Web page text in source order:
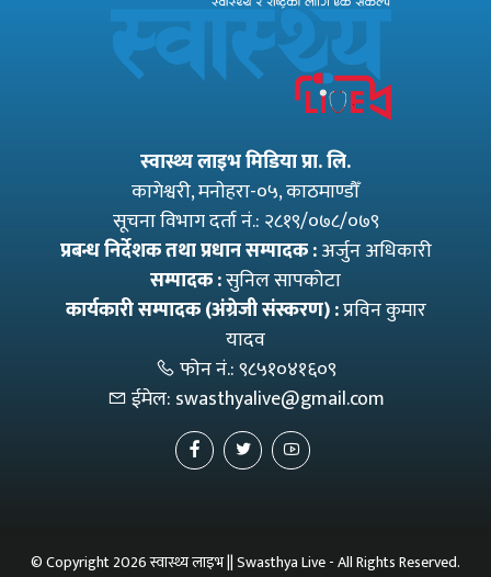
स्वास्थ्य लाइभ मिडिया प्रा. लि.
कागेश्वरी, मनाेहरा-०५, काठमाण्डौँ
सूचना विभाग दर्ता नं.: २८१९/०७८/०७९
प्रबन्ध निर्देशक तथा प्रधान सम्पादक :अर्जुन अधिकारी
सम्पादक :सुनिल सापकोटा
कार्यकारी सम्पादक (अंग्रेजी संस्करण) :प्रविन कुमार
यादव
फोन नं.:९८५१०४१६०९
ईमेल: swasthyalive@gmail.com
© Copyright 2026 स्वास्थ्य लाइभ || Swasthya Live - All Rights Reserved.